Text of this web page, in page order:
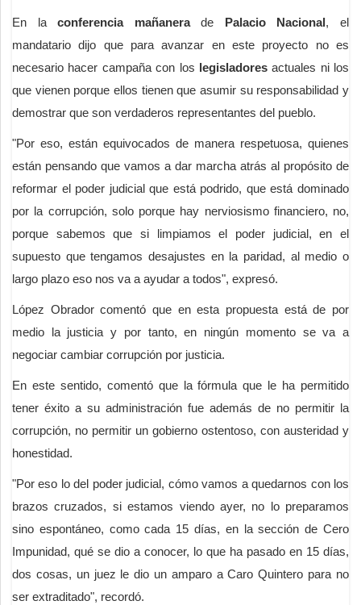
En laconferencia mañanerade Palacio Nacional, el
mandatario dijo que para avanzar en este proyecto no es
necesario hacer campaña con los legisladoresactuales ni los
que vienen porque ellos tienen que asumir su responsabilidad y
demostrar que son verdaderos representantes del pueblo.
"Por eso, están equivocados de manera respetuosa, quienes
están pensando que vamos a dar marcha atrás al propósito de
reformar el poder judicial que está podrido, que está dominado
por la corrupción, solo porque hay nerviosismo financiero, no,
porque sabemos que si limpiamos el poder judicial, en el
supuesto que tengamos desajustes en la paridad, al medio o
largo plazo eso nos va a ayudar a todos", expresó.
López Obrador comentó que en esta propuesta está de por
medio la justicia y por tanto, en ningún momento se va a
negociar cambiar corrupción por justicia.
En este sentido, comentó que la fórmula que le ha permitido
tener éxito a su administración fue además de no permitir la
corrupción, no permitir un gobierno ostentoso, con austeridad y
honestidad.
"Por eso lo del poder judicial, cómo vamos a quedarnos con los
brazos cruzados, si estamos viendo ayer, no lo preparamos
sino espontáneo, como cada 15 días, en la sección de Cero
Impunidad, qué se dio a conocer, lo que ha pasado en 15 días,
dos cosas, un juez le dio un amparo a Caro Quintero para no
ser extraditado", recordó.